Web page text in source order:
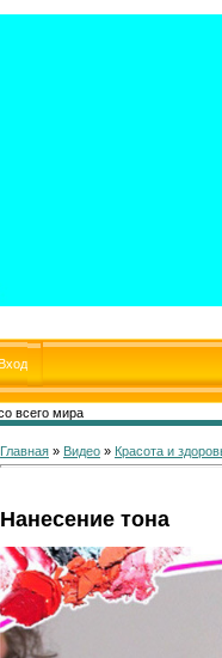
всего мира
Главная » Видео » Красота и
Нанесение тона